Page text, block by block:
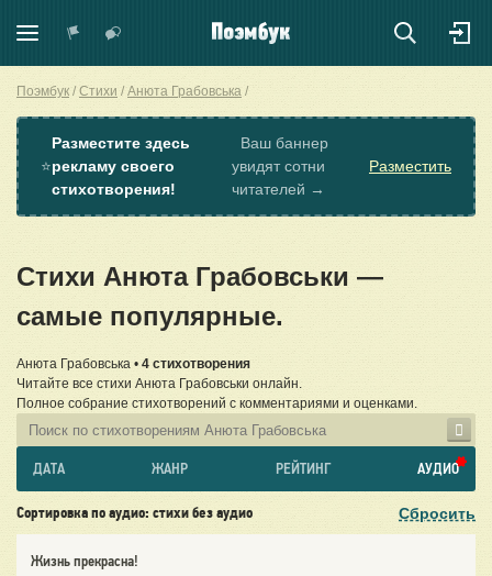
Поэмбук Стихи Анюта Грабовська
⭐
Разместите здесь
рекламу своего
стихотворения!
Ваш баннер
увидят сотни
читателей →
Разместить
Стихи Анюта Грабовськи —
самые популярные.
Анюта Грабовська • 4 стихотворения
Читайте все стихи Анюта Грабовськи онлайн.
Полное собрание стихотворений с комментариями и оценками.
ДАТА ЖАНР РЕЙТИНГ АУДИО
Сортировка по аудио: стихи без аудио Сбросить
Жизнь прекрасна!